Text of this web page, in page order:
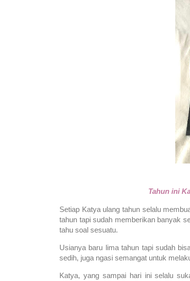
Tahun ini
Setiap Katya ulang tahun selalu
tahun tapi sudah memberikan banyak
tahu soal sesuatu.
Usianya baru lima tahun tapi sudah
sedih, juga ngasi semangat untuk
Katya, yang sampai hari ini selalu